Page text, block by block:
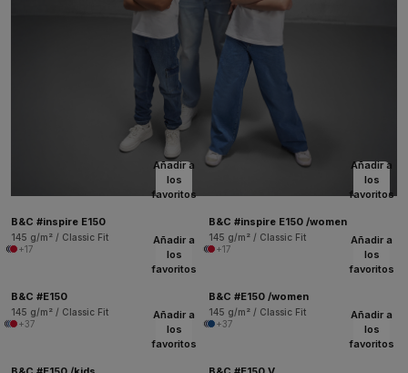
Añadir a
los
favoritos
B&C #inspire E150
145 g/m² / Classic Fit
+17
Añadir a
los
favoritos
B&C #inspire E150 /women
145 g/m² / Classic Fit
+17
Añadir a
los
favoritos
B&C #E150
145 g/m² / Classic Fit
+37
Añadir a
los
favoritos
B&C #E150 /women
145 g/m² / Classic Fit
+37
Añadir a
los
favoritos
Añadir a
los
favoritos